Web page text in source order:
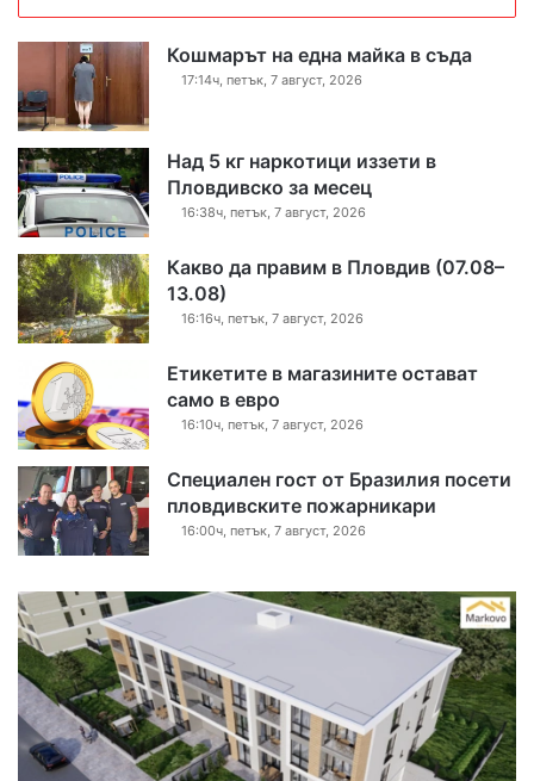
Кошмарът на една майка в съда
17:14ч, петък, 7 август, 2026
Над 5 кг наркотици иззети в
Пловдивско за месец
16:38ч, петък, 7 август, 2026
Какво да правим в Пловдив (07.08–
13.08)
16:16ч, петък, 7 август, 2026
Етикетите в магазините остават
само в евро
16:10ч, петък, 7 август, 2026
Специален гост от Бразилия посети
пловдивските пожарникари
16:00ч, петък, 7 август, 2026